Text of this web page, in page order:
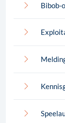
Bibob-